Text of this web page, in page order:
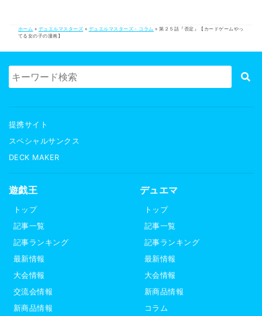
ホーム » デュエルマスターズ » デュエルマスターズ - コラム »第２５話『否定』【カードゲームやっ
てる女の子の漫画】
提携サイト
スペシャルサンクス
DECK MAKER
遊戯王
トップ
記事一覧
記事ランキング
最新情報
大会情報
交流会情報
新商品情報
デュエマ
トップ
記事一覧
記事ランキング
最新情報
大会情報
新商品情報
コラム